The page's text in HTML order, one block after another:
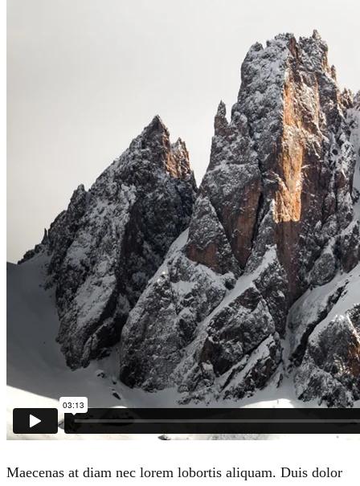
Maecenas at diam nec lorem lobortis aliquam. Duis dolor